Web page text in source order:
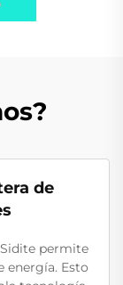
de
permite
energía. Esto